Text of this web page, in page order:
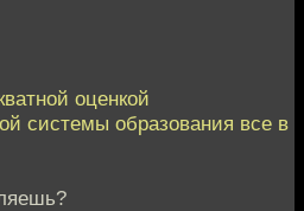
оценкой
системы образования все в